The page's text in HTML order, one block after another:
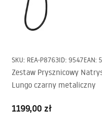
SKU: REA-P8763ID: 9547EAN:
Zestaw Prysznicowy
Lungo czarny metaliczny
1199,00 zł